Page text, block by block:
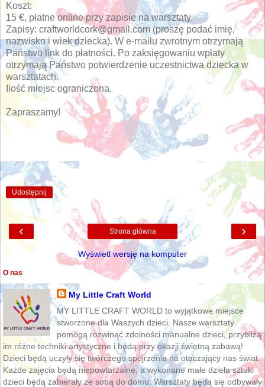
Koszt:
15 €, płatne online przy zapisie na warsztaty.
Zapisy: craftworldcork@gmail.com (proszę podać imię,
nazwisko i wiek dziecka). W e-mailu zwrotnym otrzymają
Państwo link do płatności. Po zaksięgowaniu wpłaty
otrzymają Państwo potwierdzenie uczestnictwa dziecka w
warsztatach.
Ilość miejsc ograniczona.
Zapraszamy!
Udostępnij
‹ ›
Strona główna
Wyświetl wersję na komputer
O nas
My Little Craft World
MY LITTLE CRAFT WORLD to wyjątkowe miejsce
stworzone dla Waszych dzieci. Nasze warsztaty
pomogą rozwinąć zdolności manualne dzieci, przybliżą
im różne techniki artystyczne i będą przy okazji świetną zabawą!
Dzieci będą uczyły się twórczego spojrzenia na otaczający nas świat.
Każde zajęcia będą niepowtarzalne, a wykonane małe dzieła sztuki
dzieci będą zabierały ze sobą do domu. Warsztaty będą się odbywały